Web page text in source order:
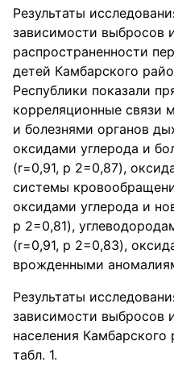
Результаты
зависимости выбросов
распространенности
детей Камбарского
Республики показали
корреляционные связи
и болезнями органов
оксидами углерода и
(r=0,91, p 2=0,87),
системы
оксидами углерода и
p 2=0,81),
(r=0,91, p 2=0,83),
врожденными
Результаты
зависимости выбросов
населения
табл. 1.